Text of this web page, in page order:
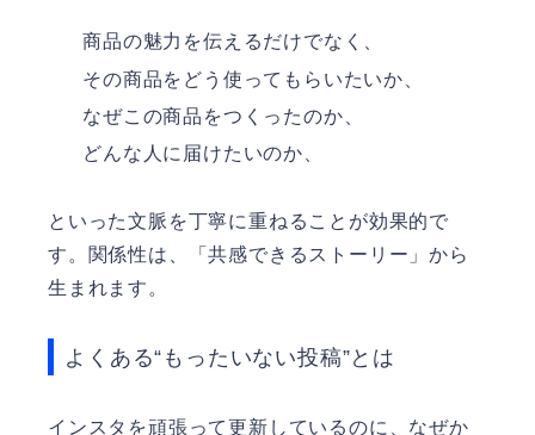
商品の魅力を伝えるだけでなく、
その商品をどう使ってもらいたいか、
なぜこの商品をつくったのか、
どんな人に届けたいのか、
といった文脈を丁寧に重ねることが効果的で
す。関係性は、「共感できるストーリー」から
生まれます。
よくある“もったいない投稿”とは
インスタを頑張って更新しているのに、なぜか